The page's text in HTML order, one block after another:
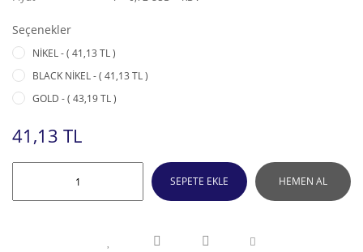
Seçenekler
NİKEL - ( 41,13 TL )
BLACK NİKEL - ( 41,13 TL )
GOLD - ( 43,19 TL )
41,13 TL
SEPETE EKLE HEMEN AL